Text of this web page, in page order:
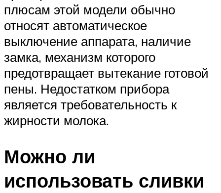
плюсам этой модели обычно
относят автоматическое
выключение аппарата, наличие
замка, механизм которого
предотвращает вытекание готовой
пены. Недостатком прибора
является требовательность к
жирности молока.
Можно ли
использовать сливки